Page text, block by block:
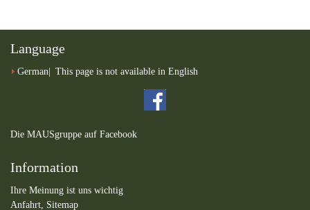
Language
German This page is not available in English
Die MAUSgruppe auf Facebook
Information
Ihre Meinung ist uns wichtig
Anfahrt, Sitemap